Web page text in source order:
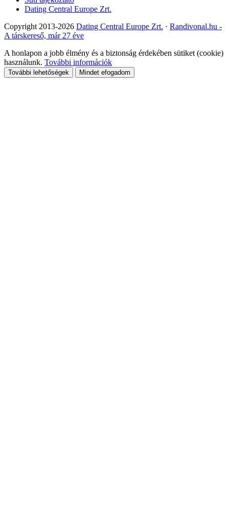
Dating Central Europe Zrt.
Copyright 2013-2026 Dating Central Europe Zrt. · Randivonal.hu -
A társkereső, már 27 éve
A honlapon a jobb élmény és a biztonság érdekében sütiket (cookie)
használunk. További információk
További lehetőségek Mindet efogadom